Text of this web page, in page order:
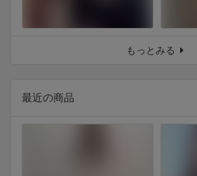
もっとみる
最近の商品